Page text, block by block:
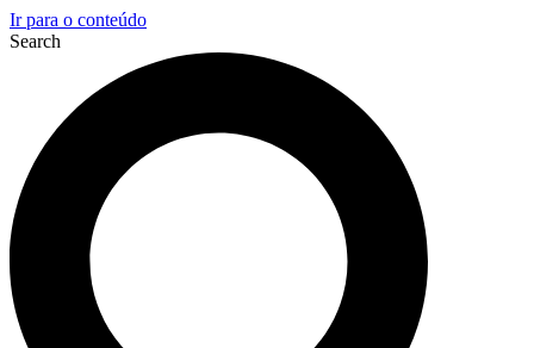
Ir para o conteúdo
Search